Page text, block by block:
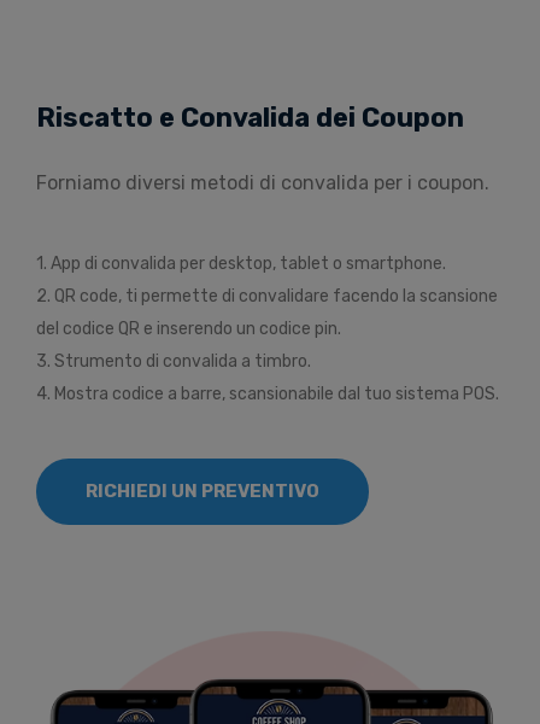
Riscatto e Convalida dei Coupon
Forniamo diversi metodi di convalida per i coupon.
1. App di convalida per desktop, tablet o smartphone.
2. QR code, ti permette di convalidare facendo la scansione
del codice QR e inserendo un codice pin.
3. Strumento di convalida a timbro.
4. Mostra codice a barre, scansionabile dal tuo sistema POS.
RICHIEDI UN PREVENTIVO